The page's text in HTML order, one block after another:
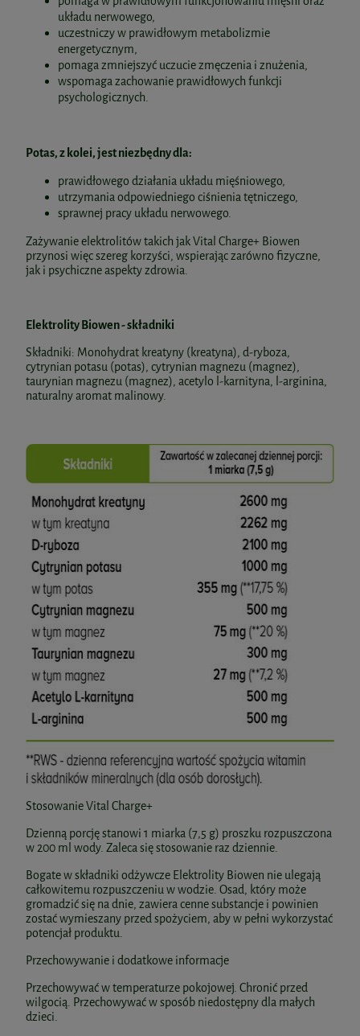
układu nerwowego,
uczestniczy w prawidłowym metabolizmie
energetycznym,
pomaga zmniejszyć uczucie zmęczenia i znużenia,
wspomaga zachowanie prawidłowych funkcji
psychologicznych.
Potas, z kolei, jest niezbędny dla:
prawidłowego działania układu mięśniowego,
utrzymania odpowiedniego ciśnienia tętniczego,
sprawnej pracy układu nerwowego.
Zażywanie elektrolitów takich jak Vital Charge+ Biowen
przynosi więc szereg korzyści, wspierając zarówno fizyczne,
jak i psychiczne aspekty zdrowia.
Elektrolity Biowen - składniki
Składniki: Monohydrat kreatyny (kreatyna), d-ryboza,
cytrynian potasu (potas), cytrynian magnezu (magnez),
taurynian magnezu (magnez), acetylo l-karnityna, l-arginina,
naturalny aromat malinowy.
Stosowanie Vital Charge+
Dzienną porcję stanowi 1 miarka (7,5 g) proszku rozpuszczona
w 200 ml wody. Zaleca się stosowanie raz dziennie.
Bogate w składniki odżywcze Elektrolity Biowen nie ulegają
całkowitemu rozpuszczeniu w wodzie. Osad, który może
gromadzić się na dnie, zawiera cenne substancje i powinien
zostać wymieszany przed spożyciem, aby w pełni wykorzystać
potencjał produktu.
Przechowywanie i dodatkowe informacje
Przechowywać w temperaturze pokojowej. Chronić przed
wilgocią. Przechowywać w sposób niedostępny dla małych
dzieci.